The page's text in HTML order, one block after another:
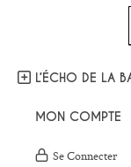
L’ÉCHO DE LA
MON COMPTE
Se Connecter